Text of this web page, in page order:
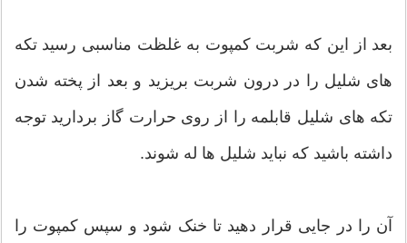
بعد از این که شربت کمپوت به غلظت مناسبی رسید تکه
های شلیل را در درون شربت بریزید و بعد از پخته شدن
تکه های شلیل قابلمه را از روی حرارت گاز بردارید توجه
داشته باشید که نباید شلیل ها له شوند.
آن را در جایی قرار دهید تا خنک شود و سپس کمپوت را